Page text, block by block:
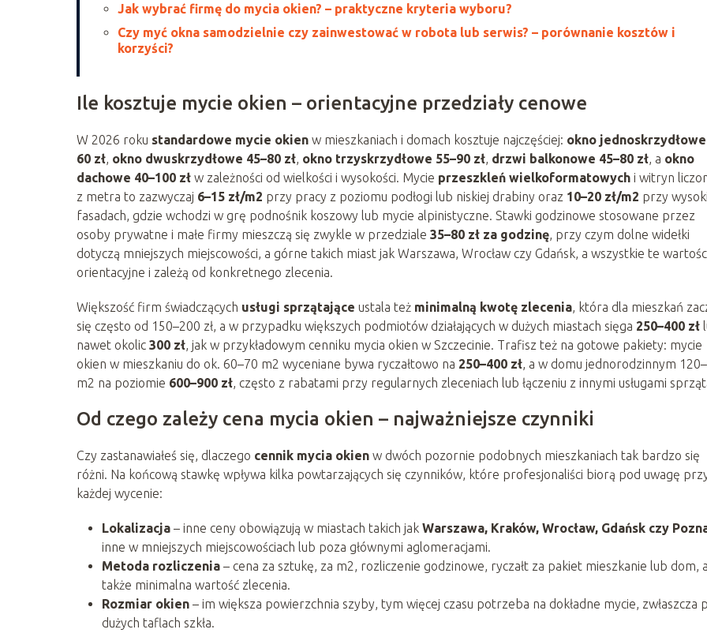
Jak wybrać firmę do mycia okien? – praktyczne kryteria wyboru?
Czy myć okna samodzielnie czy zainwestować w robota lub serwis? – porównanie kosztów i
korzyści?
Ile kosztuje mycie okien – orientacyjne przedziały cenowe
W 2026 roku standardowe mycie okien w mieszkaniach i domach kosztuje najczęściej: okno jednoskrzydłowe
60 zł, okno dwuskrzydłowe 45–80 zł, okno trzyskrzydłowe 55–90 zł, drzwi balkonowe 45–80 zł, a okno
dachowe 40–100 zł w zależności od wielkości i wysokości. Mycie przeszkleń wielkoformatowych i witryn
z metra to zazwyczaj 6–15 zł/m2 przy pracy z poziomu podłogi lub niskiej drabiny oraz 10–20 zł/m2 przy
fasadach, gdzie wchodzi w grę podnośnik koszowy lub mycie alpinistyczne. Stawki godzinowe stosowane przez
osoby prywatne i małe firmy mieszczą się zwykle w przedziale 35–80 zł za godzinę, przy czym dolne widełki
dotyczą mniejszych miejscowości, a górne takich miast jak Warszawa, Wrocław czy Gdańsk, a wszystkie te
orientacyjne i zależą od konkretnego zlecenia.
Większość firm świadczących usługi sprzątające ustala też minimalną kwotę zlecenia, która dla mieszkań
się często od 150–200 zł, a w przypadku większych podmiotów działających w dużych miastach sięga 250–400 zł
nawet okolic 300 zł, jak w przykładowym cenniku mycia okien w Szczecinie. Trafisz też na gotowe pakiety: mycie
okien w mieszkaniu do ok. 60–70 m2 wyceniane bywa ryczałtowo na 250–400 zł, a w domu jednorodzinnym
m2 na poziomie 600–900 zł, często z rabatami przy regularnych zleceniach lub łączeniu z innymi usługami
Od czego zależy cena mycia okien – najważniejsze czynniki
Czy zastanawiałeś się, dlaczego cennik mycia okien w dwóch pozornie podobnych mieszkaniach tak bardzo się
różni. Na końcową stawkę wpływa kilka powtarzających się czynników, które profesjonaliści biorą pod uwagę
każdej wycenie:
Lokalizacja – inne ceny obowiązują w miastach takich jak Warszawa, Kraków, Wrocław, Gdańsk czy
inne w mniejszych miejscowościach lub poza głównymi aglomeracjami.
Metoda rozliczenia – cena za sztukę, za m2, rozliczenie godzinowe, ryczałt za pakiet mieszkanie lub dom, a
także minimalna wartość zlecenia.
Rozmiar okien – im większa powierzchnia szyby, tym więcej czasu potrzeba na dokładne mycie, zwłaszcza
dużych taflach szkła.